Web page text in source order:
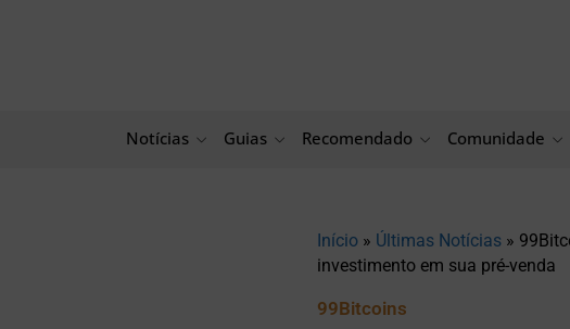
Notícias Guias Recomendado Comunidade
Início » Últimas Notícias »
investimento em sua pré-venda
99Bitcoins